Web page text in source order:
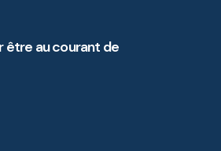
être au courant de